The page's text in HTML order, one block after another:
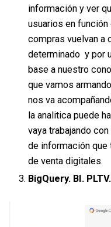
información y ver
usuarios en
compras vuelvan a
determinado y por
base a nuestro
que vamos
nos va
la analitica puede
vaya trabajando
de información que
de venta digitales.
BigQuery. BI. PLTV.